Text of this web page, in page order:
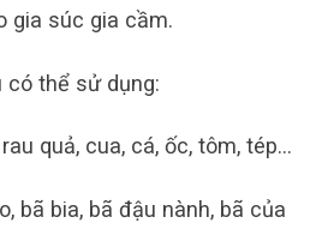
gia súc gia cầm.
có thể sử dụng:
quả, cua, cá, ốc, tôm, tép…
bã bia, bã đậu nành, bã của